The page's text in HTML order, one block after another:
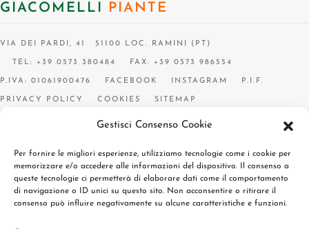
Gestisci Consenso Cookie
Per fornire le migliori esperienze, utilizziamo tecnologie come i cookie per
memorizzare e/o accedere alle informazioni del dispositivo. Il consenso a
queste tecnologie ci permetterà di elaborare dati come il comportamento
di navigazione o ID unici su questo sito. Non acconsentire o ritirare il
consenso può influire negativamente su alcune caratteristiche e funzioni.
GIACOMELLI PIANTE
VIA DEI PARDI, 41 51100 LOC. RAMINI (PT)
TEL: +39 0573 380484 FAX: +39 0573 986554
P.IVA: 01061900476 FACEBOOK INSTAGRAM P.I.F.
PRIVACY POLICY COOKIES SITEMAP